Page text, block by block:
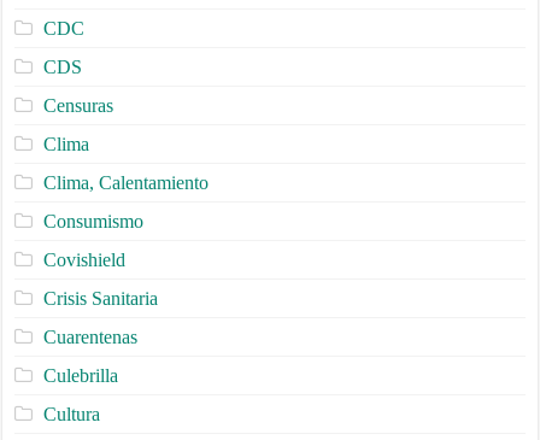
CDC
CDS
Censuras
Clima
Clima, Calentamiento
Consumismo
Covishield
Crisis Sanitaria
Cuarentenas
Culebrilla
Cultura